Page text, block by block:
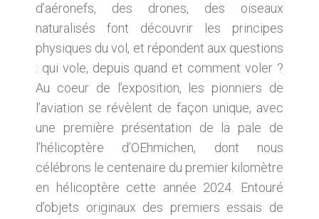
d’aéronefs, des drones, des oiseaux
naturalisés font découvrir les principes
physiques du vol, et répondent aux questions
: qui vole, depuis quand et comment voler ?
Au coeur de l’exposition, les pionniers de
l’aviation se révèlent de façon unique, avec
une première présentation de la pale de
l’hélicoptère d’OEhmichen, dont nous
célébrons le centenaire du premier kilomètre
en hélicoptère cette année 2024. Entouré
d’objets originaux des premiers essais de